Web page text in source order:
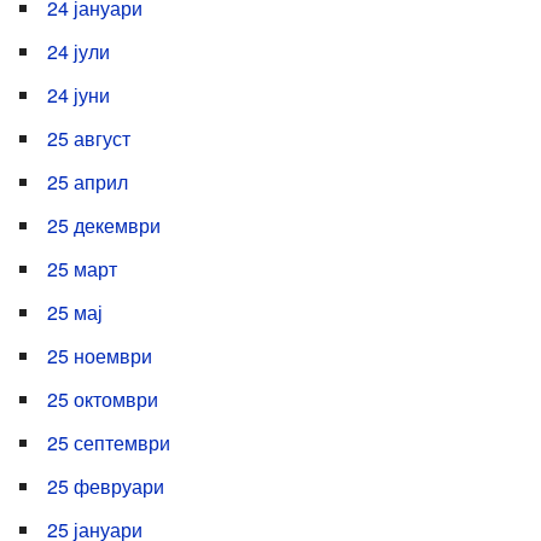
24 јануари
24 јули
24 јуни
25 август
25 април
25 декември
25 март
25 мај
25 ноември
25 октомври
25 септември
25 февруари
25 јануари